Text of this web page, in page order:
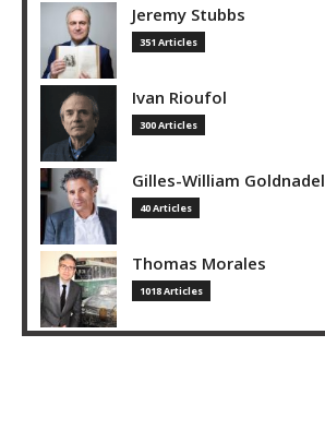
Jeremy Stubbs
351 Articles
Ivan Rioufol
300 Articles
Gilles-William Goldnadel
40 Articles
Thomas Morales
1018 Articles